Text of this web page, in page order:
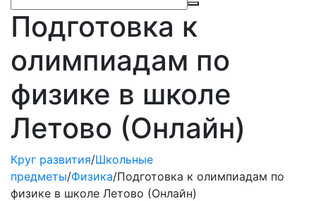
Подготовка к
олимпиадам по
физике в школе
Летово (Онлайн)
Круг развития/Школьные
предметы/Физика/Подготовка к олимпиадам по
физике в школе Летово (Онлайн)